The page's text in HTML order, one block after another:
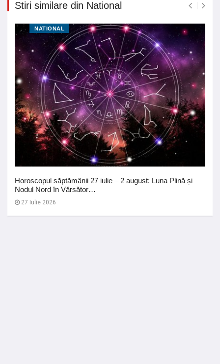
Stiri similare din National
NATIONAL
Horoscopul săptămânii 27 iulie – 2 august: Luna Plină și
Nodul Nord în Vărsător…
27 Iulie 2026